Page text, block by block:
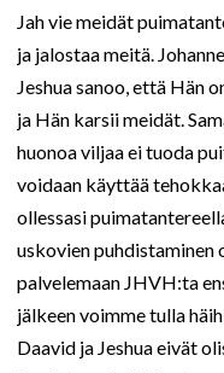
Jah vie meidät
ja jalostaa meitä.
Jeshua sanoo, että Hän
ja Hän karsii meidät.
huonoa viljaa ei tuoda
voidaan käyttää
ollessasi
uskovien
palvelemaan JHVH:ta
jälkeen voimme tulla
Daavid ja Jeshua eivät